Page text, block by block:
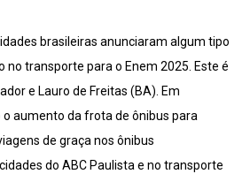
brasileiras anunciaram algum tipo
no transporte para o Enem 2025. Este é
e Lauro de Freitas (BA). Em
o aumento da frota de ônibus para
de graça nos ônibus
do ABC Paulista e no transporte